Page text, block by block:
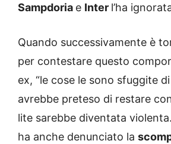
Sampdoria e Inter l’ha
Quando successivamente è
per contestare questo
ex, “le cose le sono sfuggite
avrebbe preteso di restare
lite sarebbe diventata
ha anche denunciato la